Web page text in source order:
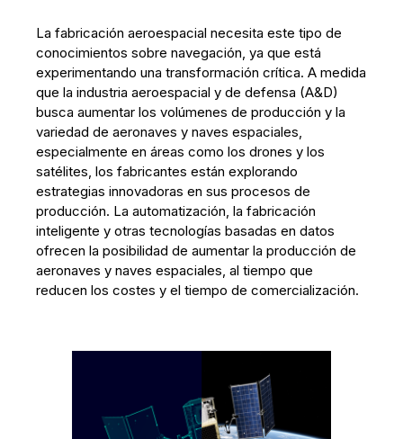
La fabricación aeroespacial necesita este tipo de
conocimientos sobre navegación, ya que está
experimentando una transformación crítica. A medida
que la industria aeroespacial y de defensa (A&D)
busca aumentar los volúmenes de producción y la
variedad de aeronaves y naves espaciales,
especialmente en áreas como los drones y los
satélites, los fabricantes están explorando
estrategias innovadoras en sus procesos de
producción. La automatización, la fabricación
inteligente y otras tecnologías basadas en datos
ofrecen la posibilidad de aumentar la producción de
aeronaves y naves espaciales, al tiempo que
reducen los costes y el tiempo de comercialización.